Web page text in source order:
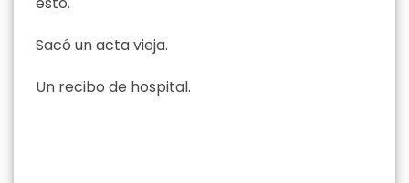
Sacó un acta vieja.
Un recibo de hospital.